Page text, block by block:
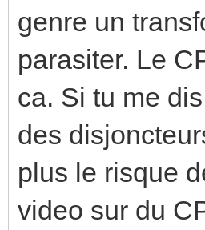
genre un
parasiter. Le
ca. Si tu me
des
plus le risque
video sur du